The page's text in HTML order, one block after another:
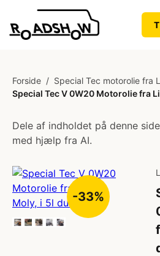
Forside / Special Tec motorolie fra
Special Tec V 0W20 Motorolie fra
Dele af indholdet på denne
med hjælp fra AI.
-33%